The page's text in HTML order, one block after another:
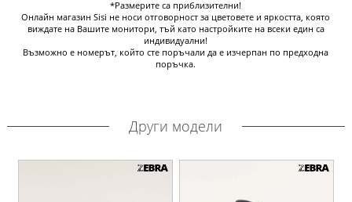
*Размерите са приблизителни!
Онлайн магазин Sisi не носи отговорност за цветовете и яркостта, която
виждате на Вашите монитори, тъй като настройките на всеки един са
индивидуални!
Възможно е номерът, който сте поръчали да е изчерпан по предходна
поръчка.
Други модели